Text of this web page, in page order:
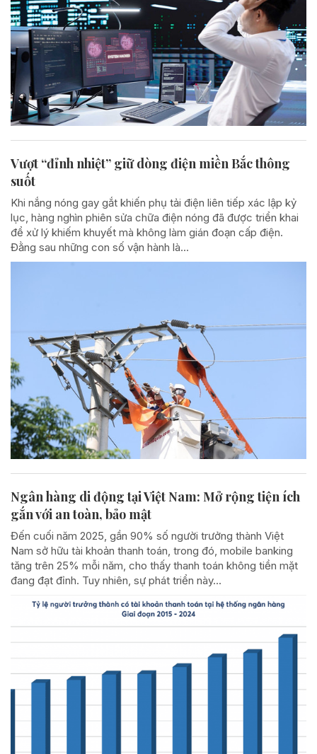
Vượt “đỉnh nhiệt” giữ dòng điện miền Bắc thông
suốt
Khi nắng nóng gay gắt khiến phụ tải điện liên tiếp xác lập kỷ
lục, hàng nghìn phiên sửa chữa điện nóng đã được triển khai
để xử lý khiếm khuyết mà không làm gián đoạn cấp điện.
Đằng sau những con số vận hành là...
Ngân hàng di động tại Việt Nam: Mở rộng tiện ích
gắn với an toàn, bảo mật
Đến cuối năm 2025, gần 90% số người trưởng thành Việt
Nam sở hữu tài khoản thanh toán, trong đó, mobile banking
tăng trên 25% mỗi năm, cho thấy thanh toán không tiền mặt
đang đạt đỉnh. Tuy nhiên, sự phát triển này...